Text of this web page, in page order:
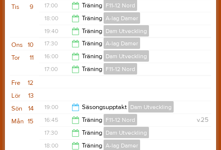
19:00
19:10
9
Tis 17:00 Träning F11-12 Nord
18:15
18:00 Träning A-lag Damer
19:00
19:40 Träning Dam Utveckling
20:50
10
Ons 17:30 Träning A-lag Damer
19:00
11
Tor 16:00 Träning Dam Utveckling
17:00 Träning F11-12 Nord
12
Fre
13
Lör
14
Sön 19:00 Säsongsupptakt Dam Utveckling
20:00
15
Mån v.25
16:45 Träning F11-12 Nord
18:15
17:30 Träning Dam Utveckling
18:00 Träning A-lag Damer